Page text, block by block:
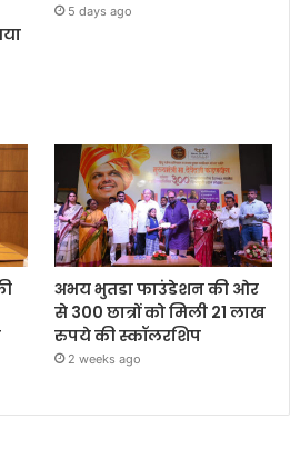
5 days ago
अभय भुतडा फाउंडेशन की ओर
से 300 छात्रों को मिली 21 लाख
रुपये की स्कॉलरशिप
2 weeks ago